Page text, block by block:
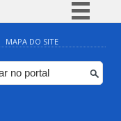
Simplifique!
Comunica BR
Participe
MAPA DO SITE